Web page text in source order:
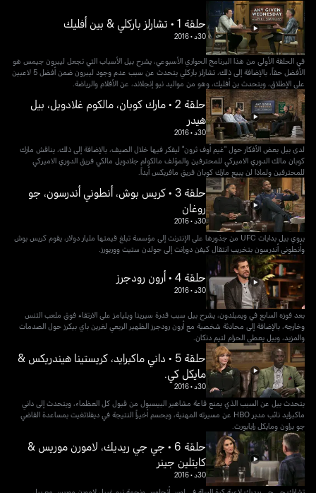
حلقة 1 • تشارلز باركلي & بين أفليك
30د •
2016
في الحلقة الأولى من هذا البرنامج الحواري الأسبوعي، يشرح بيل الأسباب التي تجعل ليبرون جيمس هو
الأفضل حقاً، بالإضافة إلى ذلك، تشارلز باركلي يتحدث عن سبب عدم وجود ليبرون ضمن أفضل 5 لاعبين
على الإطلاق، ويتحدث بن أفليك، وهو من مواليد نيو إنجلاند، عن الأفلام والرياضة.
حلقة 2 • مارك كوبان، مالكوم غلادويل، بيل
هيدر
30د •
2016
لدى بيل بعض الأفكار حول "غيم أوف ثرون" ليفكر فيها خلال الصيف، بالإضافة إلى ذلك، يناقش مارك
كوبان مالك الدوري الاميركي للمحترفين والمؤلف مالكولم جلادويل مالكي فريق الدوري الاميركي
للمحترفين ولماذا لن يبيع مارك كوبان فريق مافريكس أبداً.
حلقة 3 • كريس بوش، أنطوني أندرسون، جو
روغان
30د •
2016
يروي بيل بدايات UFC من جذورها على الإنترنت إلى مؤسسة تبلغ قيمتها مليار دولار، يقوم كريس بوش
وأنطوني أندرسون بتخريب انتقال كيفن دورانت إلى جولدن ستيت ووريورز.
حلقة 4 • أرون رودجرز
30د •
2016
بعد فوزه السابع في ويمبلدون، يشرح بيل سبب قدرة سيرينا ويليامز على الارتقاء فوق ملعب التنس
وخارجه، بالإضافة إلى محادثة شخصية مع أرون رودجرز الظهير الربعي لغرين باي بيكرز حول الصدمات
والمزيد، وبيل يعطي الحزام لتيم دنكان.
حلقة 5 • داني ماكبرايد، كريستينا هيندريكس &
مايكل كي.
30د •
2016
يتحدث بيل عن السبب الذي يمنع قاعة مشاهير البيسبول من قبول كل العظماء، ويتحدث إلى داني
ماكبرايد نائب مدير HBO عن مسيرته المهنية، ويحسم أخيراً النتيجة في ديفلاتغيت بمساعدة القاضي
جو براون ومايكل رابابورت.
حلقة 6 • جي جي ريديك، لامورن موريس &
كايتلين جينر
30د •
2016